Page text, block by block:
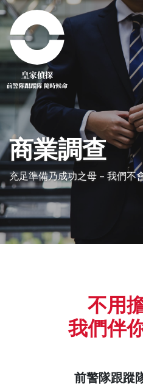
商業調查
充足準備乃成功之母 – 我們不
不用
我們伴
前警隊跟蹤